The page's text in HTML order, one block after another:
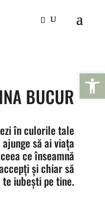
BUCUR
în culorile tale
să ai viața
ce înseamnă
și chiar să
te iubești pe tine.